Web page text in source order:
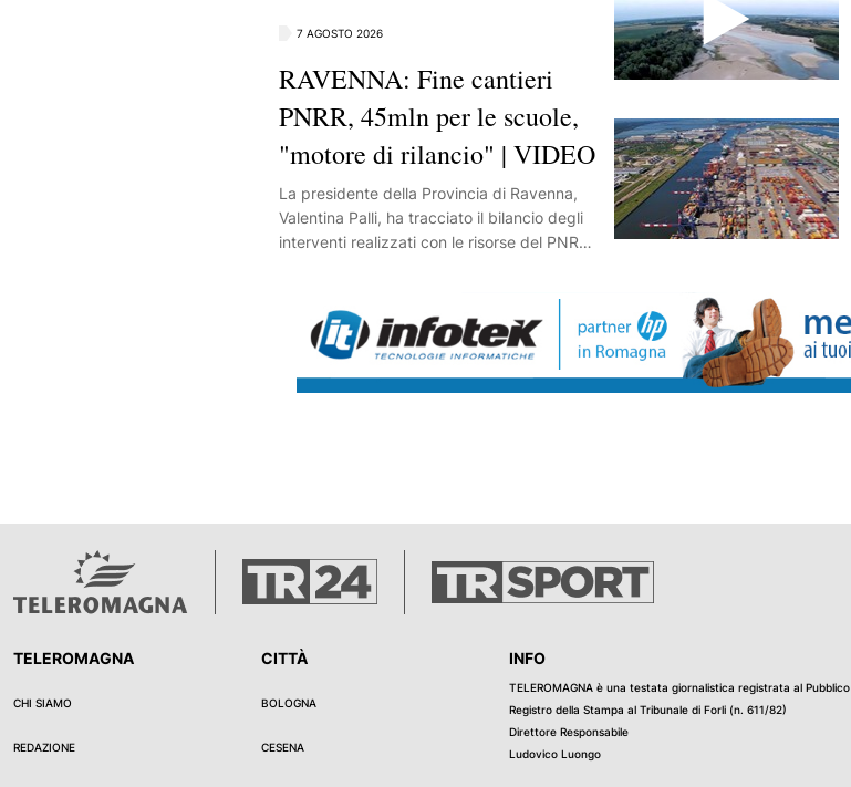
7 AGOSTO 2026
RAVENNA: Fine cantieri
PNRR, 45mln per le scuole,
"motore di rilancio" | VIDEO
La presidente della Provincia di Ravenna,
Valentina Palli, ha tracciato il bilancio degli
interventi realizzati con le risorse del PNRR.
l’edilizia scolastica
TELEROMAGNA
CHI SIAMO
REDAZIONE
CITTÀ
BOLOGNA
CESENA
INFO
TELEROMAGNA è una testata giornalistica registrata al Pubblico
Registro della Stampa al Tribunale di Forli (n. 611/82)
Direttore Responsabile
Ludovico Luongo